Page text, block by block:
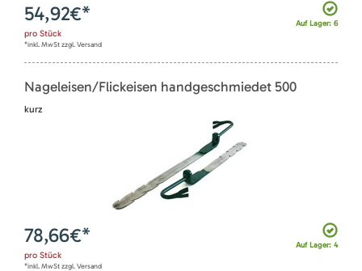
Auf Lager: 6
54,92€*
pro Stück
*inkl. MwSt zzgl. Versand
Nageleisen/Flickeisen handgeschmiedet 500
kurz
Auf Lager: 4
78,66€*
pro Stück
*inkl. MwSt zzgl. Versand